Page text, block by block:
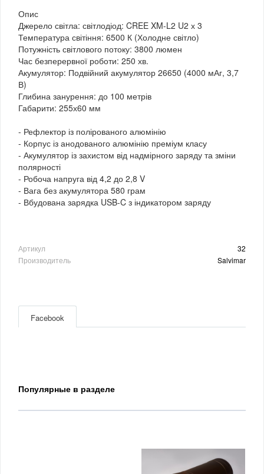
Опис
Джерело світла: світлодіод: CREE XM-L2 U2 х 3
Температура світіння: 6500 К (Холодне світло)
Потужність світлового потоку: 3800 люмен
Час безперервної роботи: 250 хв.
Акумулятор: Подвійний акумулятор 26650 (4000 мАг, 3,7
В)
Глибина занурення: до 100 метрів
Габарити: 255х60 мм
- Рефлектор із полірованого алюмінію
- Корпус із анодованого алюмінію преміум класу
- Акумулятор із захистом від надмірного заряду та зміни
полярності
- Робоча напруга від 4,2 до 2,8 V
- Вага без акумулятора 580 грам
- Вбудована зарядка USB-C з індикатором заряду
Артикул
32
Производитель
Salvimar
Facebook
Популярные в разделе